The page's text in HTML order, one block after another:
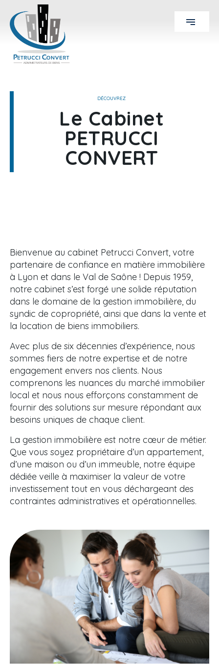
DÉCOUVREZ
Le Cabinet
PETRUCCI
CONVERT
Bienvenue au cabinet Petrucci Convert, votre
partenaire de confiance en matière immobilière
à Lyon et dans le Val de Saône ! Depuis 1959,
notre cabinet s’est forgé une solide réputation
dans le domaine de la gestion immobilière, du
syndic de copropriété, ainsi que dans la vente et
la location de biens immobiliers.
Avec plus de six décennies d’expérience, nous
sommes fiers de notre expertise et de notre
engagement envers nos clients. Nous
comprenons les nuances du marché immobilier
local et nous nous efforçons constamment de
fournir des solutions sur mesure répondant aux
besoins uniques de chaque client.
La gestion immobilière est notre cœur de métier.
Que vous soyez propriétaire d’un appartement,
d’une maison ou d’un immeuble, notre équipe
dédiée veille à maximiser la valeur de votre
investissement tout en vous déchargeant des
contraintes administratives et opérationnelles.